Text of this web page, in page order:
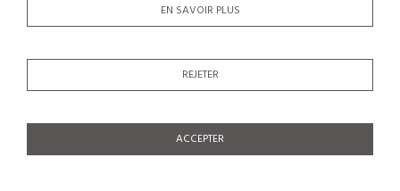
EN SAVOIR PLUS
REJETER
ACCEPTER
CRÉER UN COMPTE